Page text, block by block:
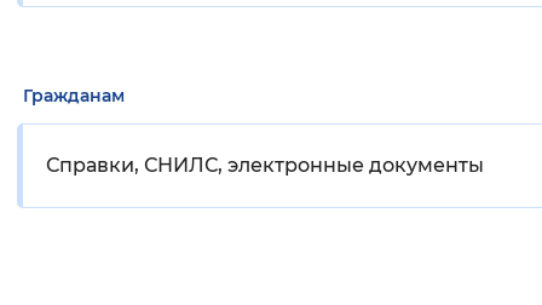
Гражданам
Справки, СНИЛС, электронные документы